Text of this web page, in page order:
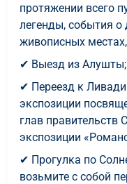
протяжении всего
легенды, события о
живописных
✔ Выезд из Алушты;
✔ Переезд к
экспозиции
глав правительств
экспозиции
✔ Прогулка по
возьмите с собой